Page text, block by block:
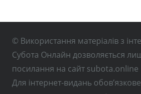
© Використання матеріалів з
Субота Онлайн дозволяється
посилання на сайт subota.online
Для інтернет-видань